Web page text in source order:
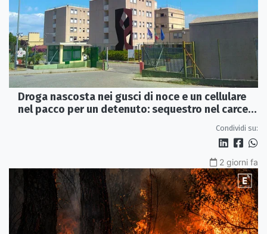
Droga nascosta nei gusci di noce e un cellulare
nel pacco per un detenuto: sequestro nel carcere
Condividi su:
2 giorni fa